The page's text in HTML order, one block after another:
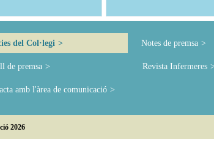
del Col·legi Notes de premsa
de premsa Revista Infermeres
amb l'àrea de comunicació
2026